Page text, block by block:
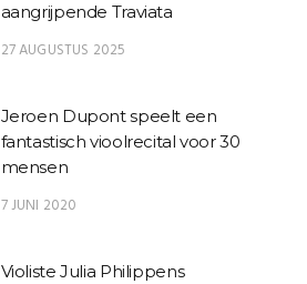
aangrijpende Traviata
27 AUGUSTUS 2025
Jeroen Dupont speelt een
fantastisch vioolrecital voor 30
mensen
7 JUNI 2020
Violiste Julia Philippens